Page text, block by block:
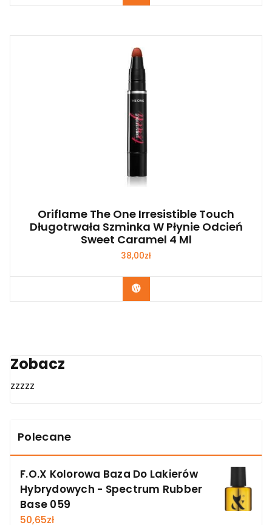
Oriflame The One Irresistible Touch
Długotrwała Szminka W Płynie Odcień
Sweet Caramel 4 Ml
38,00zł
Zobacz
Zobacz
zzzzz
Polecane
F.O.X Kolorowa Baza Do Lakierów
Hybrydowych - Spectrum Rubber
Base 059
50,65zł